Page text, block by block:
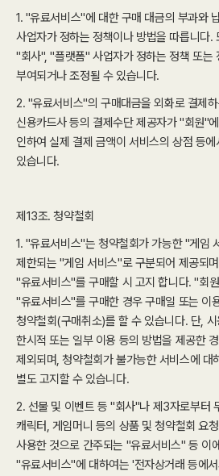
1. "유료서비스"에 대한 구매 대금의 부과와
사업자가 정하는 정책이나 방법을 따릅니다.
"회사", "플랫폼" 사업자가 정하는 정책 또는
부여되거나 조정될 수 있습니다.
2. "유료서비스"의 구매대금을 외화로 결제
신용카드사 등의 결제수단 제공자가 "회원"
인하여 실제 결제 금액이 서비스의 상점 등
있습니다.
제13조. 청약철회
1. "유료서비스"는 청약철회가 가능한 "게임
제한되는 "게임 서비스"로 구분되어 제공되
"유료서비스"를 구매할 시 고지 합니다. "회
"유료서비스"를 구매한 경우 구매일 또는 이
청약철회(구매취소)를 할 수 있습니다. 단,
한시적 또는 일부 이용 등의 방법을 제공한
제외되며, 청약철회가 불가능한 서비스에 대
별도 고지할 수 있습니다.
2. 선물 및 이벤트 등 "회사"나 제3자로부터
캐릭터, 게임머니 등의 상품 및 청약철회 요
사용한 것으로 간주되는 "유료서비스" 등 이
"유료서비스"에 대하여는 '전자상거래 등에